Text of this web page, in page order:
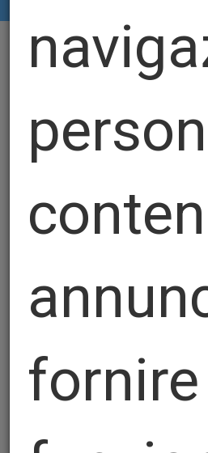
Nastri Da Taccheggio
fornire